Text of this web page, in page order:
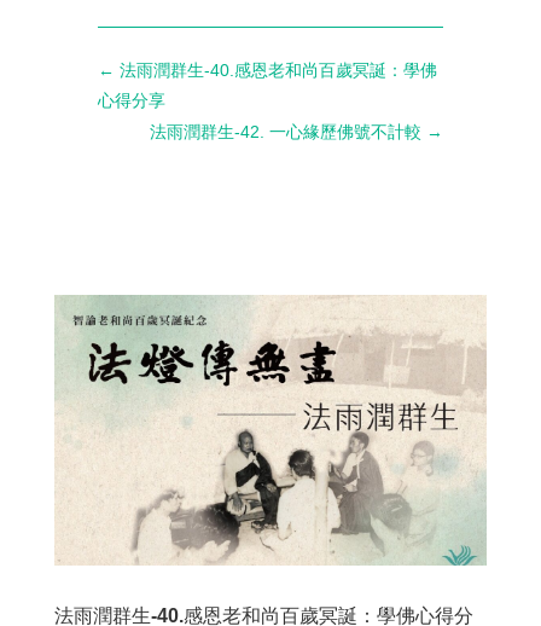
← 法雨潤群生-40.感恩老和尚百歲冥誕：學佛
心得分享
法雨潤群生-42. 一心緣歷佛號不計較 →
法雨潤群生-40.感恩老和尚百歲冥誕：學佛心得分